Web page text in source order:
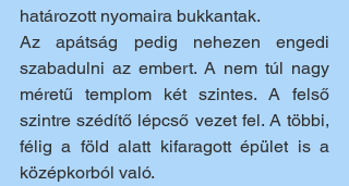
határozott nyomaira bukkantak.
Az apátság pedig nehezen engedi
szabadulni az embert. A nem túl nagy
méretű templom két szintes. A felső
szintre szédítő lépcső vezet fel. A többi,
félig a föld alatt kifaragott épület is a
középkorból való.